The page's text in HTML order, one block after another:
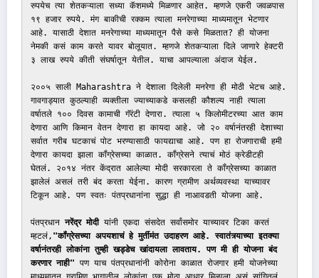
रुपयेच त्या शेतकऱ्याला सध्या कॅशमध्ये मिळणार आहेत. म्हणजे एकरी जवळपास
१९ हजार रुपये. मंग बाकीची रक्कम त्याला मनरेगाच्या माध्यमातून भेटणार
आहे. यासाठी देशात मनरेगाच्या माध्यमातून पैसे कसे मिळतात? ही योजना
नेमकी कसं काम करते यावर बोलूयात. म्हणजे शेतकऱ्याला दिले जाणारे हेक्टरी
३ लाख रुपये कीती संघर्षातून येतील. याचा आपल्याला अंदाज येईल.
२००५ साली Maharashtra ने देशाला दिलेली मनरेगा ही मोठी भेटच आहे.
गावगाड्यात कुठल्याही व्यक्तीला ज्याच्याकडे कसलही कौशल्य नाही त्याला
वर्षातले १०० दिवस कामाची गॅरंटी देणारा. त्याला ५ किलोमीटरच्या आत काम
देणारा आणि किमान वेतन देणारा हा कायदा आहे. जो २० वर्षानंतरही देशाच्या
सर्वात गरीब घटकाचं पोट भरण्यासाठी फायद्याचा आहे. पण हा रोजगाराची हमी
देणारा कायदा झाला कॉंग्रेसच्या काळात. कॉंग्रेसने त्याचं मोठं क्रेडीटही
घेतलं. २०१४ नंतर केंद्रात आलेल्या मोदी सरकारला ते कॉंग्रेसच्या काळात
झालेलं असलं तरी बंद करता येईना. कारण ग्रामीण अर्थव्यवस्था याच्यावर
टिकून आहे. पण स्वतः पंतप्रधानांना सुद्धा ही नाआवडती योजना आहे.
पंतप्रधान नरेंद्र मोदी यांनी एकदा संसदेत सर्वांसमोर याच्यावर टिका करतं
म्हटलं, "कॉंग्रेसच्या अपयशाचं हे मुर्तीमंत उदाहरण आहे. स्वातंत्र्याच्या इतक्या
वर्षानंतरही लोकांना तुम्ही खड्डेच खांदायला लावताय. पण मी ही योजना बंद
करणार नाही" पण याच पंतप्रधानांनी कोरोना काळात रोजगार हमी योजनेच्या